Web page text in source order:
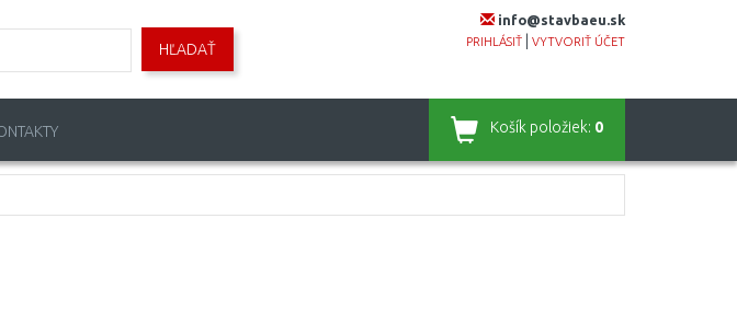
info@stavbaeu.sk
PRIHLÁSIŤ VYTVORIŤ ÚČET
HĽADAŤ
Košík položiek: 0